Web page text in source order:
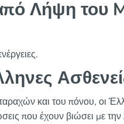
Λήψη του
και του πόνου, οι
που έχουν βιώσει με